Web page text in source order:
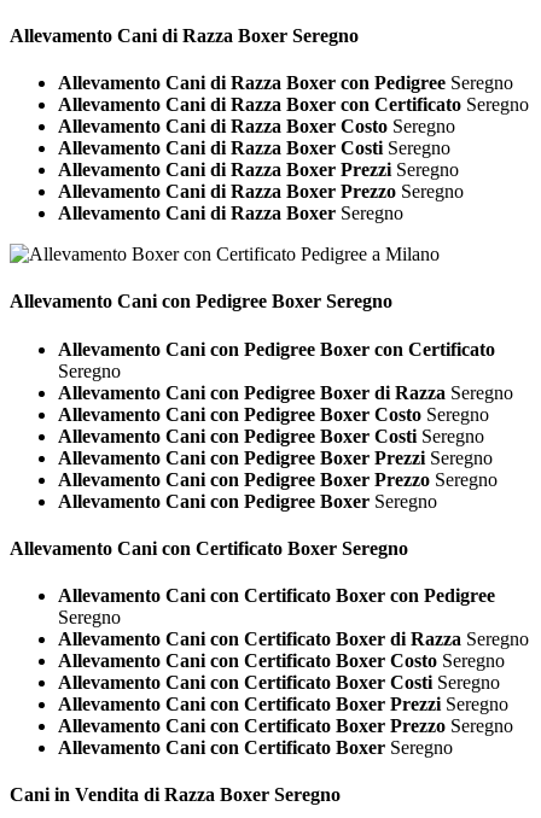
Allevamento Cani di Razza Boxer Seregno
Allevamento Cani di Razza Boxer con Pedigree Seregno
Allevamento Cani di Razza Boxer con Certificato Seregno
Allevamento Cani di Razza Boxer Costo Seregno
Allevamento Cani di Razza Boxer Costi Seregno
Allevamento Cani di Razza Boxer Prezzi Seregno
Allevamento Cani di Razza Boxer Prezzo Seregno
Allevamento Cani di Razza Boxer Seregno
Allevamento Cani con Pedigree Boxer Seregno
Allevamento Cani con Pedigree Boxer con Certificato
Seregno
Allevamento Cani con Pedigree Boxer di Razza Seregno
Allevamento Cani con Pedigree Boxer Costo Seregno
Allevamento Cani con Pedigree Boxer Costi Seregno
Allevamento Cani con Pedigree Boxer Prezzi Seregno
Allevamento Cani con Pedigree Boxer Prezzo Seregno
Allevamento Cani con Pedigree Boxer Seregno
Allevamento Cani con Certificato Boxer Seregno
Allevamento Cani con Certificato Boxer con Pedigree
Seregno
Allevamento Cani con Certificato Boxer di Razza Seregno
Allevamento Cani con Certificato Boxer Costo Seregno
Allevamento Cani con Certificato Boxer Costi Seregno
Allevamento Cani con Certificato Boxer Prezzi Seregno
Allevamento Cani con Certificato Boxer Prezzo Seregno
Allevamento Cani con Certificato Boxer Seregno
Cani in Vendita di Razza Boxer Seregno